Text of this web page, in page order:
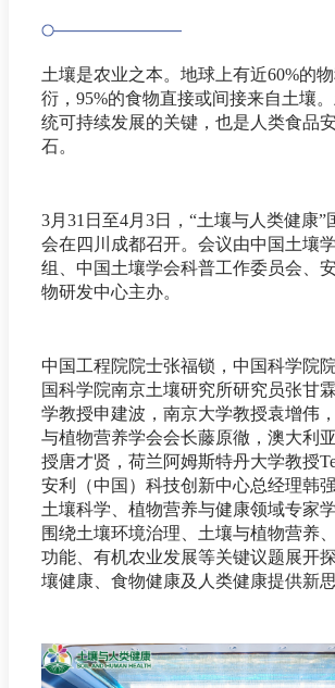
土壤是农业之本。地球上有近60%的
衍，95%的食物直接或间接来自土壤
统可持续发展的关键，也是人类食品
石。
3月31日至4月3日，“土壤与人类健康”
会在四川成都召开。会议由中国土壤
组、中国土壤学会科普工作委员会、
物研发中心主办。
中国工程院院士张福锁，中国科学院
国科学院南京土壤研究所研究员张甘
学教授申建波，南京大学教授袁增伟
与植物营养学会会长藤原徹，澳大利
授唐才贤，荷兰阿姆斯特丹大学教授
安利（中国）科技创新中心总经理韩
土壤科学、植物营养与健康领域专家
围绕土壤环境治理、土壤与植物营养
功能、有机农业发展等关键议题展开
壤健康、食物健康及人类健康提供新